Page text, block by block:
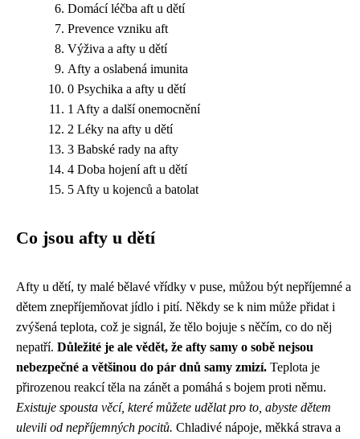
Domácí léčba aft u dětí
Prevence vzniku aft
Výživa a afty u dětí
Afty a oslabená imunita
0 Psychika a afty u dětí
1 Afty a další onemocnění
2 Léky na afty u dětí
3 Babské rady na afty
4 Doba hojení aft u dětí
5 Afty u kojenců a batolat
Co jsou afty u dětí
Afty u dětí, ty malé bělavé vřídky v puse, můžou být nepříjemné a
dětem znepříjemňovat jídlo i pití. Někdy se k nim může přidat i
zvýšená teplota, což je signál, že tělo bojuje s něčím, co do něj
nepatří. Důležité je ale vědět, že afty samy o sobě nejsou
nebezpečné a většinou do pár dnů samy zmizí. Teplota je
přirozenou reakcí těla na zánět a pomáhá s bojem proti němu.
Existuje spousta věcí, které můžete udělat pro to, abyste dětem
ulevili od nepříjemných pocitů. Chladivé nápoje, měkká strava a